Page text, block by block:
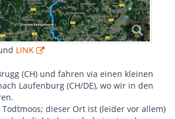
LINK
(CH) und fahren via einen kleinen
Laufenburg (CH/DE), wo wir in den
dieser Ort ist (leider vor allem)